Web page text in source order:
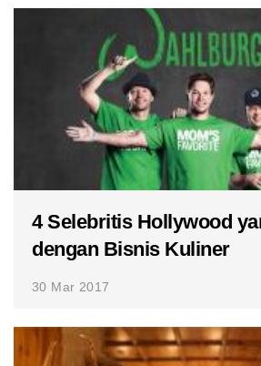
4 Selebritis Hollywood
dengan Bisnis Kuliner
30 Mar 2017